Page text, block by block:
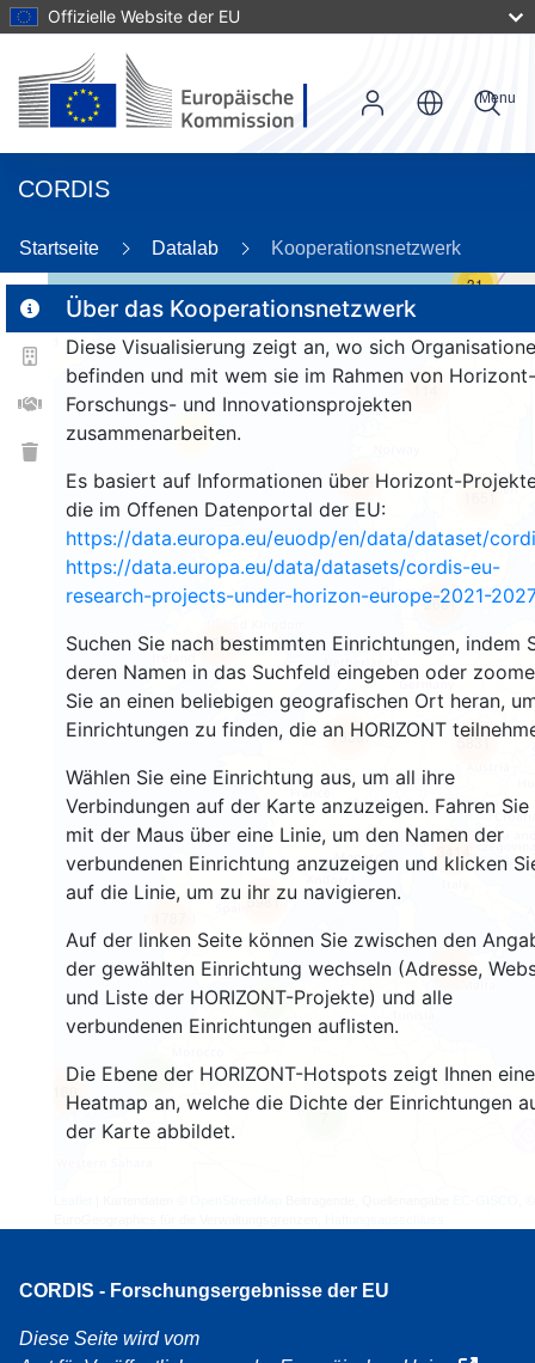
Offizielle Website der EU
CORDIS
Menu
Startseite Datalab Kooperationsnetzwerk
Über das Kooperationsnetzwerk
Diese Visualisierung zeigt an, wo sich
befinden und mit wem sie im Rahmen von Horizont-
Forschungs- und Innovationsprojekten
zusammenarbeiten.
Es basiert auf Informationen über Horizont-
die im Offenen Datenportal der EU:
https://data.europa.eu/euodp/en/data/dataset/
https://data.europa.eu/data/datasets/cordis-eu-
research-projects-under-horizon-europe-2021-2027
Suchen Sie nach bestimmten Einrichtungen, indem
deren Namen in das Suchfeld eingeben oder
Sie an einen beliebigen geografischen Ort heran,
Einrichtungen zu finden, die an HORIZONT
Wählen Sie eine Einrichtung aus, um all ihre
Verbindungen auf der Karte anzuzeigen. Fahren Sie
mit der Maus über eine Linie, um den Namen der
verbundenen Einrichtung anzuzeigen und klicken
auf die Linie, um zu ihr zu navigieren.
Auf der linken Seite können Sie zwischen den
der gewählten Einrichtung wechseln (Adresse,
und Liste der HORIZONT-Projekte) und alle
verbundenen Einrichtungen auflisten.
Die Ebene der HORIZONT-Hotspots zeigt Ihnen eine
Heatmap an, welche die Dichte der Einrichtungen
der Karte abbildet.
4
160
31
26
2219
114
246
1651
2681
5831
6
480
19387
5981
CORDIS - Forschungsergebnisse der EU
Diese Seite wird vom